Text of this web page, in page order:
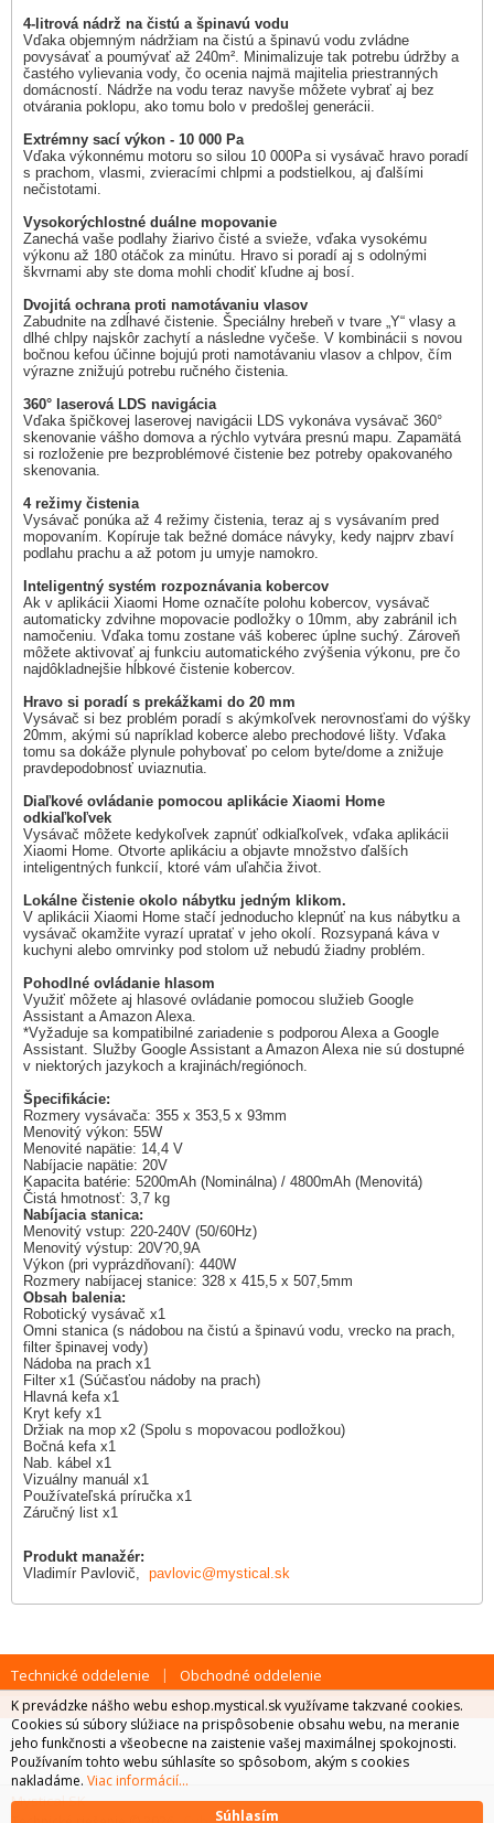
4-litrová nádrž na čistú a špinavú vodu
Vďaka objemným nádržiam na čistú a špinavú vodu zvládne
povysávať a poumývať až 240m². Minimalizuje tak potrebu údržby a
častého vylievania vody, čo ocenia najmä majitelia priestranných
domácností. Nádrže na vodu teraz navyše môžete vybrať aj bez
otvárania poklopu, ako tomu bolo v predošlej generácii.
Extrémny sací výkon - 10 000 Pa
Vďaka výkonnému motoru so silou 10 000Pa si vysávač hravo poradí
s prachom, vlasmi, zvieracími chlpmi a podstielkou, aj ďalšími
nečistotami.
Vysokorýchlostné duálne mopovanie
Zanechá vaše podlahy žiarivo čisté a svieže, vďaka vysokému
výkonu až 180 otáčok za minútu. Hravo si poradí aj s odolnými
škvrnami aby ste doma mohli chodiť kľudne aj bosí.
Dvojitá ochrana proti namotávaniu vlasov
Zabudnite na zdĺhavé čistenie. Špeciálny hrebeň v tvare „Y“ vlasy a
dlhé chlpy najskôr zachytí a následne vyčeše. V kombinácii s novou
bočnou kefou účinne bojujú proti namotávaniu vlasov a chlpov, čím
výrazne znižujú potrebu ručného čistenia.
360° laserová LDS navigácia
Vďaka špičkovej laserovej navigácii LDS vykonáva vysávač 360°
skenovanie vášho domova a rýchlo vytvára presnú mapu. Zapamätá
si rozloženie pre bezproblémové čistenie bez potreby opakovaného
skenovania.
4 režimy čistenia
Vysávač ponúka až 4 režimy čistenia, teraz aj s vysávaním pred
mopovaním. Kopíruje tak bežné domáce návyky, kedy najprv zbaví
podlahu prachu a až potom ju umyje namokro.
Inteligentný systém rozpoznávania kobercov
Ak v aplikácii Xiaomi Home označíte polohu kobercov, vysávač
automaticky zdvihne mopovacie podložky o 10mm, aby zabránil ich
namočeniu. Vďaka tomu zostane váš koberec úplne suchý. Zároveň
môžete aktivovať aj funkciu automatického zvýšenia výkonu, pre čo
najdôkladnejšie hĺbkové čistenie kobercov.
Hravo si poradí s prekážkami do 20 mm
Vysávač si bez problém poradí s akýmkoľvek nerovnosťami do výšky
20mm, akými sú napríklad koberce alebo prechodové lišty. Vďaka
tomu sa dokáže plynule pohybovať po celom byte/dome a znižuje
pravdepodobnosť uviaznutia.
Diaľkové ovládanie pomocou aplikácie Xiaomi Home
odkiaľkoľvek
Vysávač môžete kedykoľvek zapnúť odkiaľkoľvek, vďaka aplikácii
Xiaomi Home. Otvorte aplikáciu a objavte množstvo ďalších
inteligentných funkcií, ktoré vám uľahčia život.
Lokálne čistenie okolo nábytku jedným klikom.
V aplikácii Xiaomi Home stačí jednoducho klepnúť na kus nábytku a
vysávač okamžite vyrazí upratať v jeho okolí. Rozsypaná káva v
kuchyni alebo omrvinky pod stolom už nebudú žiadny problém.
Pohodlné ovládanie hlasom
Využiť môžete aj hlasové ovládanie pomocou služieb Google
Assistant a Amazon Alexa.
*Vyžaduje sa kompatibilné zariadenie s podporou Alexa a Google
Assistant. Služby Google Assistant a Amazon Alexa nie sú dostupné
v niektorých jazykoch a krajinách/regiónoch.
Špecifikácie:
Rozmery vysávača: 355 x 353,5 x 93mm
Menovitý výkon: 55W
Menovité napätie: 14,4 V
Nabíjacie napätie: 20V
Kapacita batérie: 5200mAh (Nominálna) / 4800mAh (Menovitá)
Čistá hmotnosť: 3,7 kg
Nabíjacia stanica:
Menovitý vstup: 220-240V (50/60Hz)
Menovitý výstup: 20V?0,9A
Výkon (pri vyprázdňovaní): 440W
Rozmery nabíjacej stanice: 328 x 415,5 x 507,5mm
Obsah balenia:
Robotický vysávač x1
Omni stanica (s nádobou na čistú a špinavú vodu, vrecko na prach,
filter špinavej vody)
Nádoba na prach x1
Filter x1 (Súčasťou nádoby na prach)
Hlavná kefa x1
Kryt kefy x1
Držiak na mop x2 (Spolu s mopovacou podložkou)
Bočná kefa x1
Nab. kábel x1
Vizuálny manuál x1
Používateľská príručka x1
Záručný list x1
Produkt manažér:
Vladimír Pavlovič, pavlovic@mystical.sk
Technické oddelenie Obchodné oddelenie
Mystical SK
K prevádzke nášho webu eshop.mystical.sk využívame takzvané cookies.
Cookies sú súbory slúžiace na prispôsobenie obsahu webu, na meranie
jeho funkčnosti a všeobecne na zaistenie vašej maximálnej spokojnosti.
Používaním tohto webu súhlasíte so spôsobom, akým s cookies
nakladáme. Viac informácií...
Súhlasím